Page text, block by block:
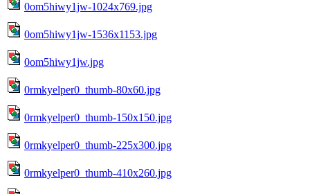
0om5hiwy1jw-1024x769.jpg
0om5hiwy1jw-1536x1153.jpg
0om5hiwy1jw.jpg
0rmkyelper0_thumb-80x60.jpg
0rmkyelper0_thumb-150x150.jpg
0rmkyelper0_thumb-225x300.jpg
0rmkyelper0_thumb-410x260.jpg